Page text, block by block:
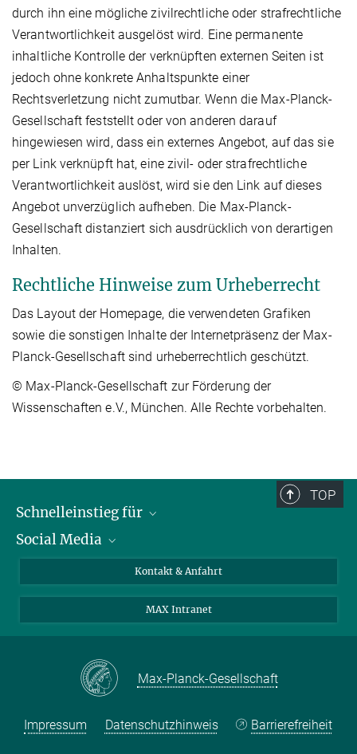
durch ihn eine mögliche zivilrechtliche oder strafrechtliche
Verantwortlichkeit ausgelöst wird. Eine permanente
inhaltliche Kontrolle der verknüpften externen Seiten ist
jedoch ohne konkrete Anhaltspunkte einer
Rechtsverletzung nicht zumutbar. Wenn die Max-Planck-
Gesellschaft feststellt oder von anderen darauf
hingewiesen wird, dass ein externes Angebot, auf das sie
per Link verknüpft hat, eine zivil- oder strafrechtliche
Verantwortlichkeit auslöst, wird sie den Link auf dieses
Angebot unverzüglich aufheben. Die Max-Planck-
Gesellschaft distanziert sich ausdrücklich von derartigen
Inhalten.
Rechtliche Hinweise zum Urheberrecht
Das Layout der Homepage, die verwendeten Grafiken
sowie die sonstigen Inhalte der Internetpräsenz der Max-
Planck-Gesellschaft sind urheberrechtlich geschützt.
© Max-Planck-Gesellschaft zur Förderung der
Wissenschaften e.V., München. Alle Rechte vorbehalten.
TOP
Schnelleinstieg für
Journalist*innen
Schüler*innen und Lehrkräfte
Social Media
LinkedIn
Facebook
Kontakt & Anfahrt
MAX Intranet
Max-Planck-Gesellschaft
Impressum Datenschutzhinweis Barrierefreiheit